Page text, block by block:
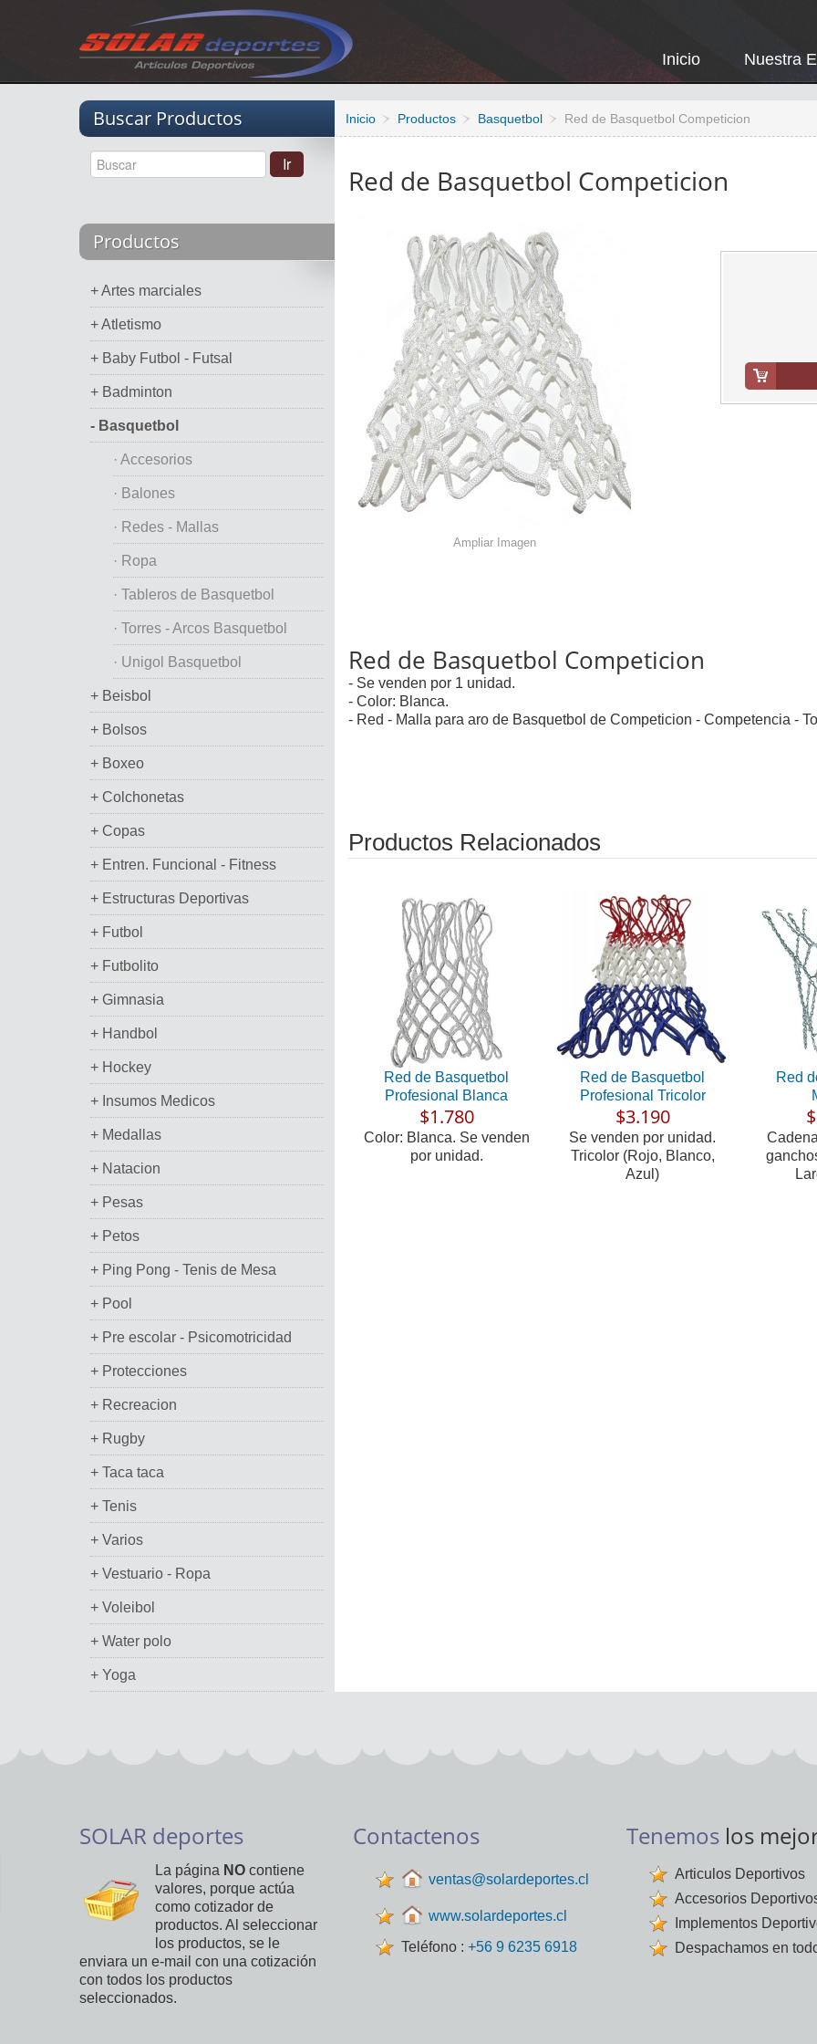
Inicio Nuestra
Buscar Productos
Productos
+ Artes marciales
+ Atletismo
+ Baby Futbol - Futsal
+ Badminton
- Basquetbol
· Accesorios
· Balones
· Redes - Mallas
· Ropa
· Tableros de Basquetbol
· Torres - Arcos Basquetbol
· Unigol Basquetbol
+ Beisbol
+ Bolsos
+ Boxeo
+ Colchonetas
+ Copas
+ Entren. Funcional - Fitness
+ Estructuras Deportivas
+ Futbol
+ Futbolito
+ Gimnasia
+ Handbol
+ Hockey
+ Insumos Medicos
+ Medallas
+ Natacion
+ Pesas
+ Petos
+ Ping Pong - Tenis de Mesa
+ Pool
+ Pre escolar - Psicomotricidad
+ Protecciones
+ Recreacion
+ Rugby
+ Taca taca
+ Tenis
+ Varios
+ Vestuario - Ropa
+ Voleibol
+ Water polo
+ Yoga
Inicio Productos Basquetbol Red de Basquetbol Competicion
Red de Basquetbol Competicion
Ampliar Imagen
Red de Basquetbol Competicion
- Se venden por 1 unidad.
- Color: Blanca.
- Red - Malla para aro de Basquetbol de Competicion - Competencia -
Productos Relacionados
Red de Basquetbol
Profesional Blanca
$1.780
Color: Blanca. Se venden
por unidad.
Red de Basquetbol
Profesional Tricolor
$3.190
Se venden por unidad.
Tricolor (Rojo, Blanco,
Azul)
Red
SOLAR deportes
La página NO contiene
valores, porque actúa
como cotizador de
productos. Al seleccionar
los productos, se le
enviara un e-mail con una cotización
con todos los productos
seleccionados.
Contactenos
ventas@solardeportes.cl
www.solardeportes.cl
Teléfono : +56 9 6235 6918
Tenemos los
Articulos Deportivos
Accesorios
Implementos
Despachamos en